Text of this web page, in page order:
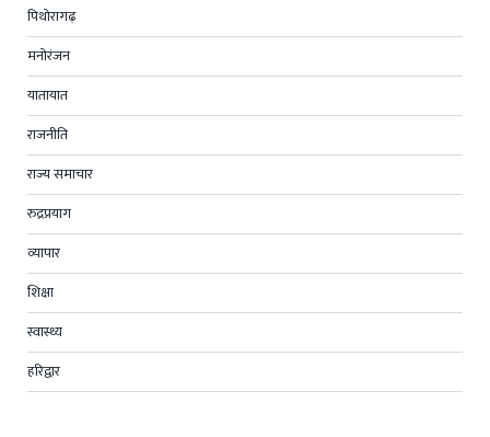
पिथोरागढ़
मनोरंजन
यातायात
राजनीति
राज्य समाचार
रुद्रप्रयाग
व्यापार
शिक्षा
स्वास्थ्य
हरिद्वार